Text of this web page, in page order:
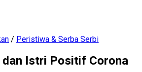
/ Peristiwa & Serba Serbi
dan Istri Positif Corona